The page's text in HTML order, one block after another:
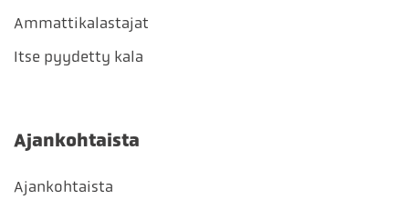
Ammattikalastajat
Itse pyydetty kala
Ajankohtaista
Ajankohtaista